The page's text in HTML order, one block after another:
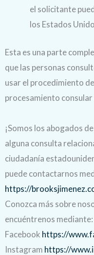
el solicitante
los Estados
Esta es una parte
que las personas
usar el procedimiento
procesamiento
¡Somos los abogados
alguna consulta
ciudadanía
puede contactarnos
https://
Conozca más sobre
encuéntrenos mediante:
Facebook https://
Instagram https://